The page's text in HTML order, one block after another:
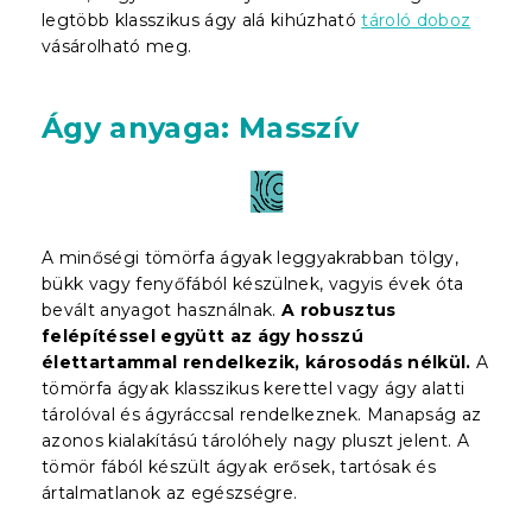
legtöbb klasszikus ágy alá kihúzhatótároló doboz
vásárolható meg.
Ágy anyaga: Masszív
A minőségi tömörfa ágyak leggyakrabban tölgy,
bükk vagy fenyőfából készülnek, vagyis évek óta
bevált anyagot használnak. A robusztus
felépítéssel együtt az ágy hosszú
élettartammal rendelkezik, károsodás nélkül. A
tömörfa ágyak klasszikus kerettel vagy ágy alatti
tárolóval és ágyráccsal rendelkeznek. Manapság az
azonos kialakítású tárolóhely nagy pluszt jelent. A
tömör fából készült ágyak erősek, tartósak és
ártalmatlanok az egészségre.